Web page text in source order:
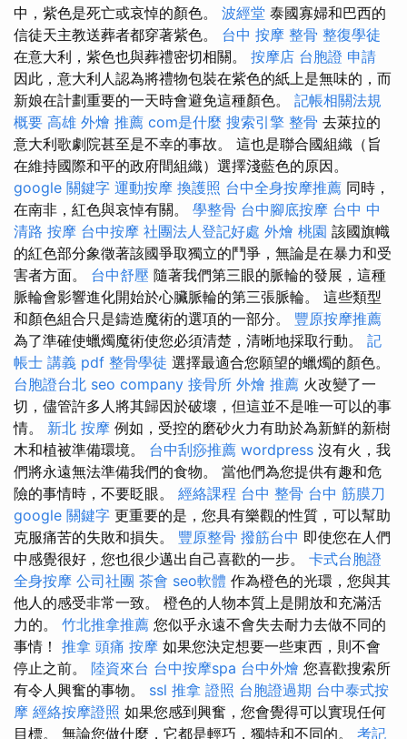
中，紫色是死亡或哀悼的顏色。 波經堂 泰國寡婦和巴西的
信徒天主教送葬者都穿著紫色。 台中 按摩 整骨 整復學徒
在意大利，紫色也與葬禮密切相關。 按摩店 台胞證 申請
因此，意大利人認為將禮物包裝在紫色的紙上是無味的，而
新娘在計劃重要的一天時會避免這種顏色。 記帳相關法規
概要 高雄 外燴 推薦 com是什麼 搜索引擎 整骨 去萊拉的
意大利歌劇院甚至是不幸的事故。 這也是聯合國組織（旨
在維持國際和平的政府間組織）選擇淺藍色的原因。
google 關鍵字 運動按摩 換護照 台中全身按摩推薦 同時，
在南非，紅色與哀悼有關。 學整骨 台中腳底按摩 台中 中
清路 按摩 台中按摩 社團法人登記好處 外燴 桃園 該國旗幟
的紅色部分象徵著該國爭取獨立的鬥爭，無論是在暴力和受
害者方面。 台中舒壓 隨著我們第三眼的脈輪的發展，這種
脈輪會影響進化開始於心臟脈輪的第三張脈輪。 這些類型
和顏色組合只是鑄造魔術的選項的一部分。 豐原按摩推薦
為了準確使蠟燭魔術使您必須清楚，清晰地採取行動。 記
帳士 講義 pdf 整骨學徒 選擇最適合您願望的蠟燭的顏色。
台胞證台北 seo company 接骨所 外燴 推薦 火改變了一
切，儘管許多人將其歸因於破壞，但這並不是唯一可以的事
情。 新北 按摩 例如，受控的磨砂火力有助於為新鮮的新樹
木和植被準備環境。 台中刮痧推薦 wordpress 沒有火，我
們將永遠無法準備我們的食物。 當他們為您提供有趣和危
險的事情時，不要眨眼。 經絡課程 台中 整骨 台中 筋膜刀
google 關鍵字 更重要的是，您具有樂觀的性質，可以幫助
克服痛苦的失敗和損失。 豐原整骨 撥筋台中 即使您在人們
中感覺很好，您也很少邁出自己喜歡的一步。 卡式台胞證
全身按摩 公司社團 茶會 seo軟體 作為橙色的光環，您與其
他人的感受非常一致。 橙色的人物本質上是開放和充滿活
力的。 竹北推拿推薦 您似乎永遠不會失去耐力去做不同的
事情！ 推拿 頭痛 按摩 如果您決定想要一些東西，則不會
停止之前。 陸資來台 台中按摩spa 台中外燴 您喜歡搜索所
有令人興奮的事物。 ssl 推拿 證照 台胞證過期 台中泰式按
摩 經絡按摩證照 如果您感到興奮，您會覺得可以實現任何
目標。 無論您做什麼，它都是輕巧，獨特和不同的。 考記